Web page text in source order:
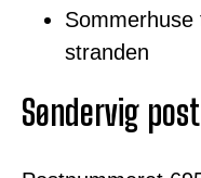
stranden
Søndervig